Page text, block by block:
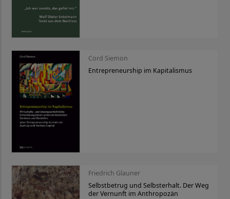
Cord Siemon
Entrepreneurship im Kapitalismus
Friedrich Glauner
Selbstbetrug und Selbsterhalt. Der Weg
der Vernunft im Anthropozän